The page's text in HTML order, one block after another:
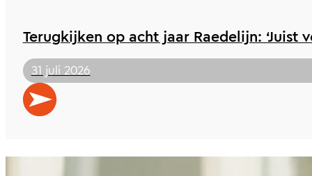
Terugkijken op acht jaar Raedelijn: ‘Juist
31 juli 2026